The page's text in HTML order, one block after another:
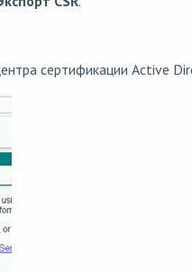
сертификации Active